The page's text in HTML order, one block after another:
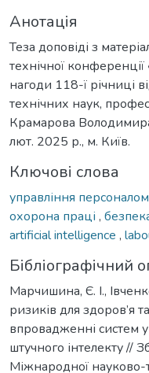
Анотація
Теза доповіді з
технічної
нагоди 118-ї річниці
технічних наук,
Крамарова
лют. 2025 р., м. Київ.
Ключові слова
управління
охорона праці ,
artificial intelligence ,
Бібліографічний
Марчишина, Є. І.,
ризиків для здоров’я
впровадженні систем
штучного інтелекту //
Міжнародної науково-